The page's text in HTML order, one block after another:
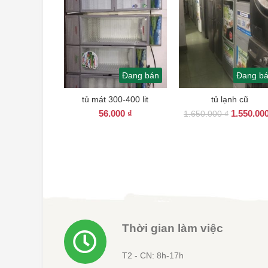
Đang bán
tủ mát 300-400 lit
56.000 ₫
Đang
tủ lạnh cũ
1.650.000₫ Giá
Thời gian làm việc
T2 - CN: 8h-17h